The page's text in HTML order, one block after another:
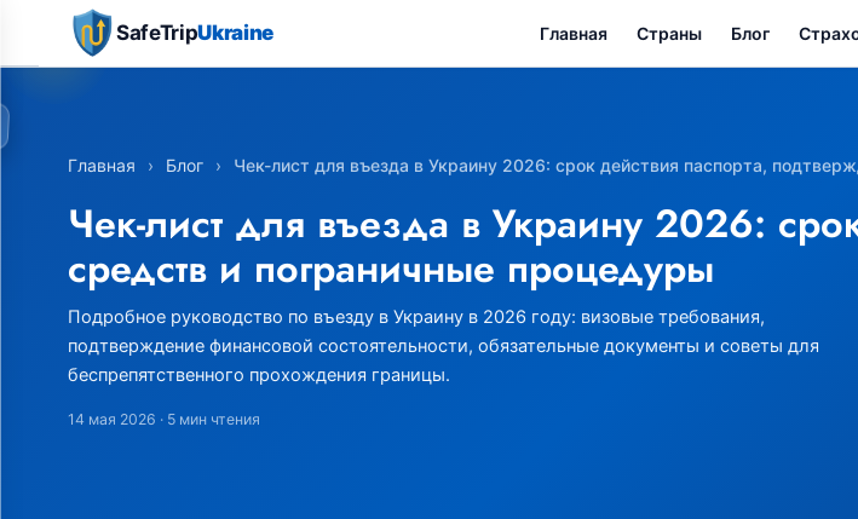
SafeTripUkraine Главная Страны Блог
Главная › Блог › Чек-лист для въезда в Украину 2026: срок действия паспорта,
Чек-лист для въезда в Украину 2026:
средств и пограничные процедуры
Подробное руководство по въезду в Украину в 2026 году: визовые требования,
подтверждение финансовой состоятельности, обязательные документы и советы для
беспрепятственного прохождения границы.
14 мая 2026 · 5 мин чтения